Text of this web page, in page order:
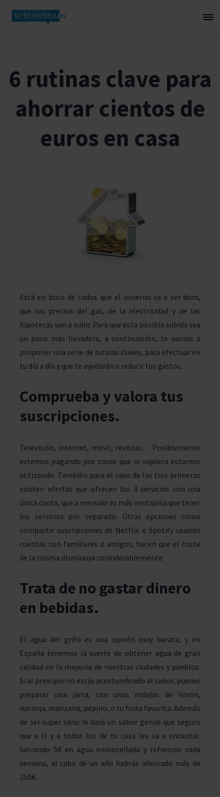
6 rutinas clave para
ahorrar cientos de
euros en casa
Está en boca de todos que el invierno va a ser duro,
que los precios del gas, de la electricidad y de las
hipotecas van a subir. Para que esta posible subida sea
un poco más llevadera, a continuación, te vamos a
proponer una serie de rutinas claves, para efectuar en
tu día a día y que te ayudarán a reducir tus gastos.
Comprueba y valora tus
suscripciones.
Televisión, internet, móvil, revistas… Posiblemente
estemos pagando por cosas que ni siquiera estamos
utilizando. También para el caso de las tres primeras
existen ofertas que ofrecen los 3 servicios con una
única cuota, que a menudo es más ventajosa que tener
los servicios por separado. Otras opciones como
compartir suscripciones de Netflix o Spotify usando
cuentas con familiares o amigos, hacen que el coste
de la misma disminuya considerablemente.
Trata de no gastar dinero
en bebidas.
El agua del grifo es una opción muy barata, y en
España tenemos la suerte de obtener agua de gran
calidad en la mayoría de nuestras ciudades y pueblos.
Si al principio no estás acostumbrado al sabor, puedes
preparar una jarra, con unas rodajas de limón,
naranja, manzana, pepino, o tu fruta favorita. Además
de ser super sano le dará un sabor genial que seguro
que a ti y a todos los de tu casa les va a encantar.
Salvando 5€ en agua embotellada y refrescos cada
semana, al cabo de un año habrás ahorrado más de
250€.